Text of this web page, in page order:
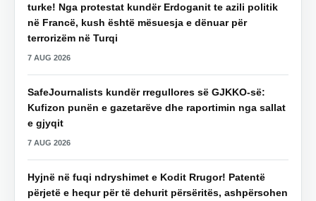
turke! Nga protestat kundër Erdoganit te azili politik
në Francë, kush është mësuesja e dënuar për
terrorizëm në Turqi
7 AUG 2026
SafeJournalists kundër rregullores së GJKKO-së:
Kufizon punën e gazetarëve dhe raportimin nga sallat
e gjyqit
7 AUG 2026
Hyjnë në fuqi ndryshimet e Kodit Rrugor! Patentë
përjetë e hequr për të dehurit përsëritës, ashpërsohen